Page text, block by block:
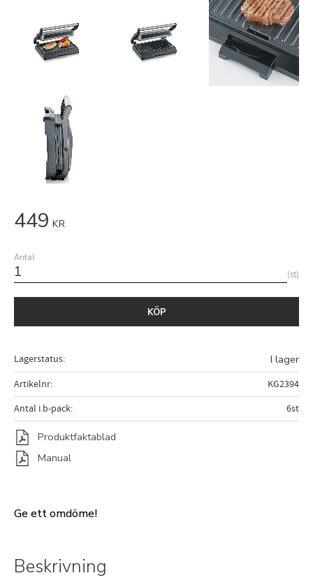
449 KR
Antal
st
KÖP
Lagerstatus I lager
Artikelnr
KG2394
Antal i b-pack
6st
Produktfaktablad
Manual
Ge ett omdöme!
Beskrivning